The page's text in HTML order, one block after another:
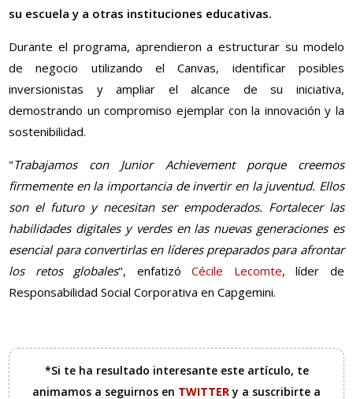
su escuela y a otras instituciones educativas.
Durante el programa, aprendieron a estructurar su modelo
de negocio utilizando el Canvas, identificar posibles
inversionistas y ampliar el alcance de su iniciativa,
demostrando un compromiso ejemplar con la innovación y la
sostenibilidad.
"Trabajamos con Junior Achievement porque creemos
firmemente en la importancia de invertir en la juventud. Ellos
son el futuro y necesitan ser empoderados. Fortalecer las
habilidades digitales y verdes en las nuevas generaciones es
esencial para convertirlas en líderes preparados para afrontar
los retos globales", enfatizóCécile Lecomte, líder de
Responsabilidad Social Corporativa en Capgemini.
*Si te ha resultado interesante este artículo, te
animamos a seguirnos en TWITTERy a suscribirte a